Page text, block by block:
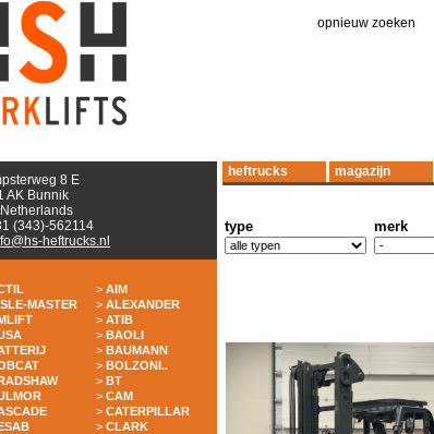
opnieuw zoeken
8 E
AK Bunnik
(343)-562114
heftrucks.nl
> AIM
MASTER > ALEXANDER
> ATIB
> BAOLI
> BAUMANN
> BOLZONI..
> BT
> CAM
> CATERPILLAR
> CLARK
heftrucks magazijn
type merk